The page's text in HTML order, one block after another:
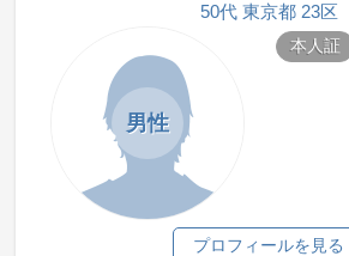
50代 東京都 23区
男性
本人証
プロフィールを見る